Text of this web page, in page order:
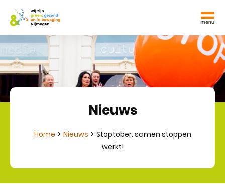
Nieuws
Home Nieuws
Stoptober: samen stoppen
werkt!